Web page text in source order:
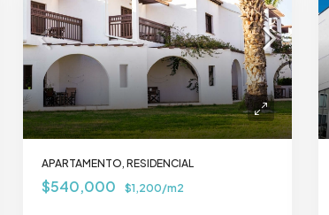
APARTAMENTO, RESIDENCIAL
$540,000 $1,200/m2